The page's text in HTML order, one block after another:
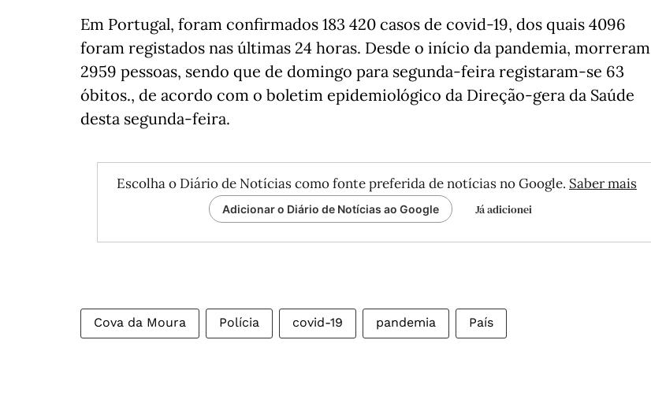
Em Portugal, foram confirmados 183 420 casos de covid-19, dos quais 4096
foram registados nas últimas 24 horas. Desde o início da pandemia, morreram
2959 pessoas, sendo que de domingo para segunda-feira registaram-se 63
óbitos., de acordo com o boletim epidemiológico da Direção-gera da Saúde
desta segunda-feira.
Escolha o Diário de Notícias como fonte preferida de notícias no Google. Saber mais
Adicionar o Diário de Notícias ao Google Já adicionei
Cova da Moura Polícia covid-19 pandemia País